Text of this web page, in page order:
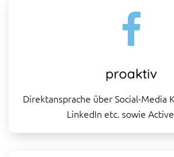
proaktiv
Direktansprache über Social-Media
LinkedIn etc. sowie